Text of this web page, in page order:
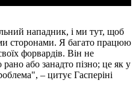
нападник, і ми тут, щоб
сторонами. Я багато працюю
форвардів. Він не
або занадто пізно; це як у
– цитує Гасперіні